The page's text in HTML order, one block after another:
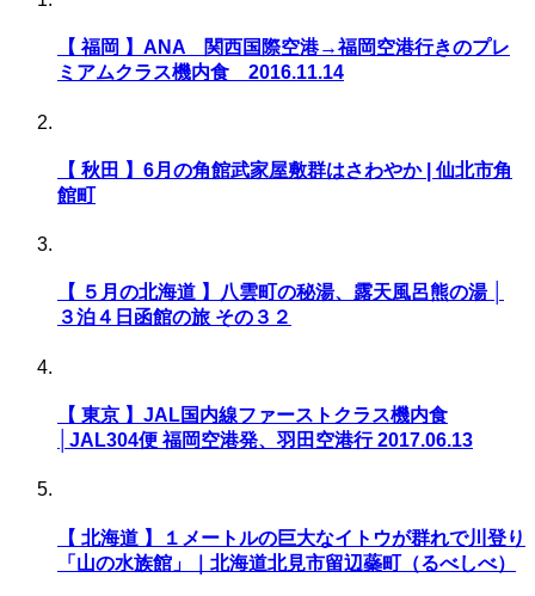
【 福岡 】ANA 関西国際空港→福岡空港行きのプレ
ミアムクラス機内食 2016.11.14
【 秋田 】6月の角館武家屋敷群はさわやか | 仙北市角
館町
【 ５月の北海道 】八雲町の秘湯、露天風呂熊の湯 │
３泊４日函館の旅 その３２
【 東京 】JAL国内線ファーストクラス機内食
│JAL304便 福岡空港発、羽田空港行 2017.06.13
【 北海道 】１メートルの巨大なイトウが群れで川登り
「山の水族館」｜北海道北見市留辺蘂町（るべしべ）